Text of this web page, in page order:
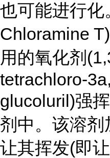
也可能进行
Chloramine
用的氧化剂
tetrachloro-
glucoluril)强
剂中。该溶剂
让其挥发(即